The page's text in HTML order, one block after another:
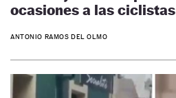
ocasiones a las ciclistas
ANTONIO RAMOS DEL OLMO